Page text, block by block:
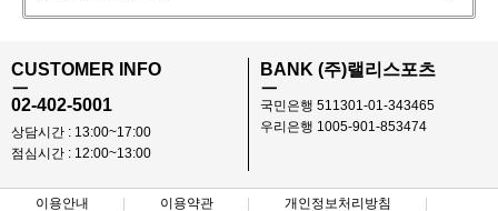
CUSTOMER INFO
ㅡ
02-402-5001
상담시간 : 13:00~17:00
점심시간 : 12:00~13:00
BANK (주)랠리스포츠
ㅡ
국민은행 511301-01-343465
우리은행 1005-901-853474
이용안내 이용약관 개인정보처리방침